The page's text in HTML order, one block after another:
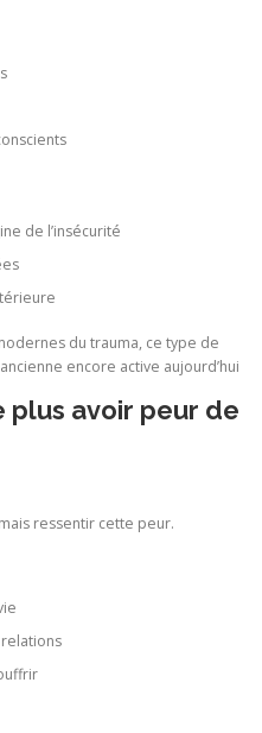
de l’insécurité
du trauma, ce type de
encore active aujourd’hui
plus avoir peur de
ressentir cette peur.